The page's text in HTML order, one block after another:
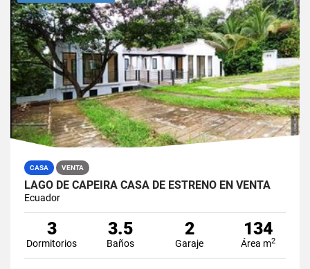
CASA VENTA
LAGO DE CAPEIRA CASA DE ESTRENO EN VENTA
Ecuador
3
Dormitorios
3.5
Baños
2
Garaje
134
Área m2